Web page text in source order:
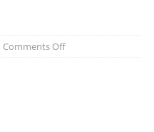
Comments Off